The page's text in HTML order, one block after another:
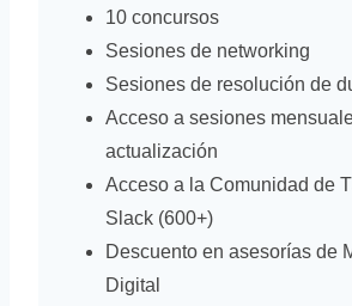
10 concursos
Sesiones de networking
Sesiones de resolución de
Acceso a sesiones
actualización
Acceso a la Comunidad de
Slack (600+)
Descuento en asesorías de
Digital